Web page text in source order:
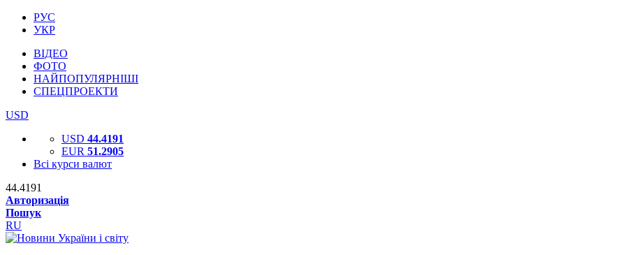
РУС
УКР
ВІДЕО
ФОТО
НАЙПОПУЛЯРНІШІ
СПЕЦПРОЕКТИ
USD
USD 44.4191
EUR 51.2905
Всі курси валют
44.4191
Авторизація
Пошук
RU